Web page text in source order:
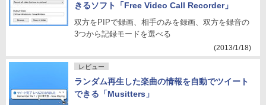
きるソフト「Free Video Call Recorder」
双方をPIPで録画、相手のみを録画、双方を録音の
3つから記録モードを選べる
(2013/1/18)
レビュー
ランダム再生した楽曲の情報を自動でツイート
できる「Musitters」